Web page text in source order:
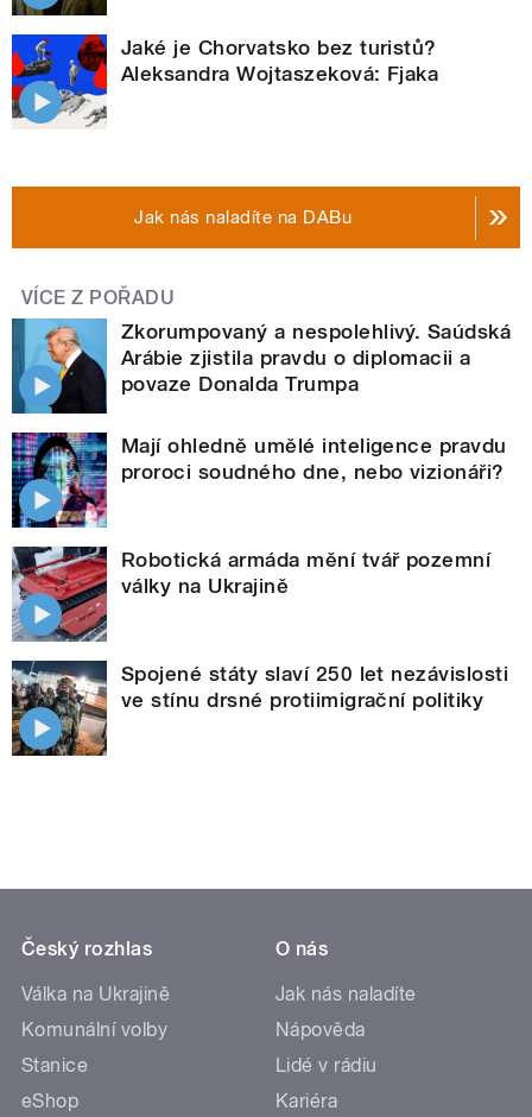
Jaké je Chorvatsko bez turistů?
Aleksandra Wojtaszeková: Fjaka
Jak nás naladíte na DABu
VÍCE Z POŘADU
Zkorumpovaný a nespolehlivý. Saúdská
Arábie zjistila pravdu o diplomacii a
povaze Donalda Trumpa
Mají ohledně umělé inteligence pravdu
proroci soudného dne, nebo vizionáři?
Robotická armáda mění tvář pozemní
války na Ukrajině
Spojené státy slaví 250 let nezávislosti
ve stínu drsné protiimigrační politiky
Český rozhlas
Válka na Ukrajině
Komunální volby
Stanice
eShop
O nás
Jak nás naladíte
Nápověda
Lidé v rádiu
Kariéra